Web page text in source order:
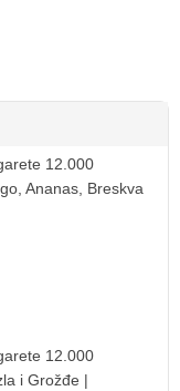
12.000
Ananas, Breskva
Mješavina
12.000
i Grožđe |